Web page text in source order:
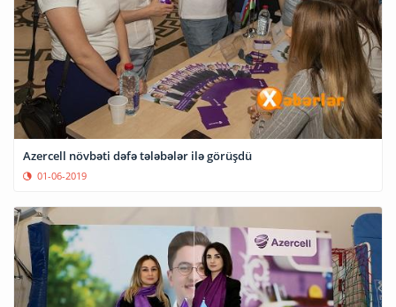
Azercell növbəti dəfə tələbələr ilə görüşdü
01-06-2019